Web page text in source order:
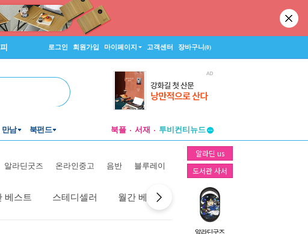
로그인 회원가입 마이페이지 고객센터 장바구니(0)
만남 북펀드 북플 서재
투비컨티뉴드
창작플랫폼
투비컨티뉴드
알라딘 us
도서관 사서
알라딘굿즈 온라인중고 음반 블루레이
베스트 스테디셀러 월간 베스트 역대 베스트